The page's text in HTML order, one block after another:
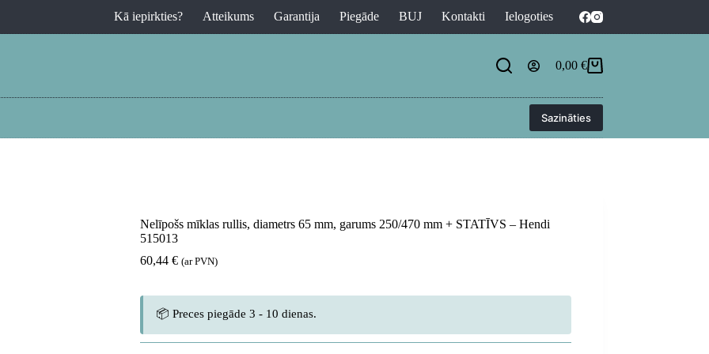
Kā iepirkties? Atteikums Garantija Piegāde BUJ Kontakti Ielogoties
Shopping
0,00 €
Sazināties
Nelīpošs mīklas rullis, diametrs 65 mm, garums 250/470 mm + STATĪVS – Hendi
515013
60,44 € (ar PVN)
📦 Preces piegāde 3 - 10 dienas.